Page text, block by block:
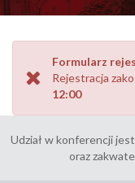
Formularz
Rejestracja
12:00
Udział w konferencji
oraz